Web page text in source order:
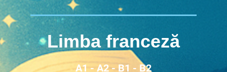
Limba franceză
A1 - A2 - B1 - B2